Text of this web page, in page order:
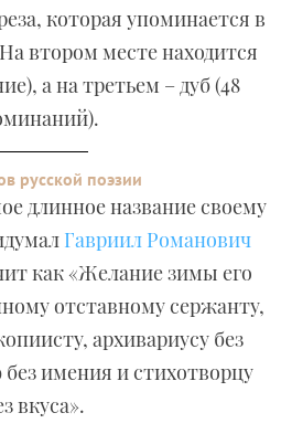
которая упоминается в
втором месте находится
а на третьем – дуб (48
русской поэзии
длинное название своему
Гавриил Романович
как «Желание зимы его
отставному сержанту,
архивариусу без
имения и стихотворцу
вкуса».